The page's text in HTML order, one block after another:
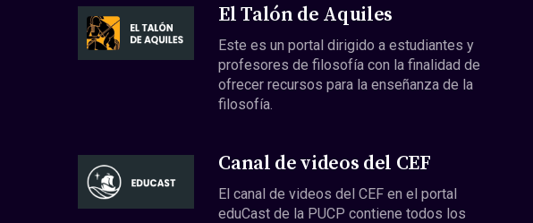
El Talón de Aquiles
Este es un portal dirigido a estudiantes y
profesores de filosofía con la finalidad de
ofrecer recursos para la enseñanza de la
filosofía.
Canal de videos del CEF
El canal de videos del CEF en el portal
eduCast de la PUCP contiene todos los